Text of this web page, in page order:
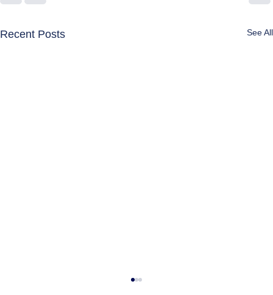
Recent Posts See All